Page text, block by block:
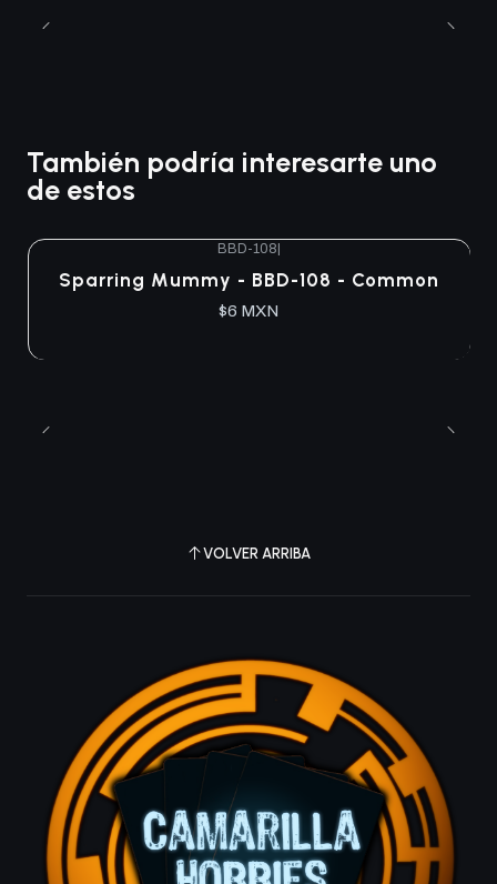
También podría interesarte uno
de estos
BBD-108
Sparring Mummy - BBD-108 - Common
$6 MXN
VOLVER ARRIBA